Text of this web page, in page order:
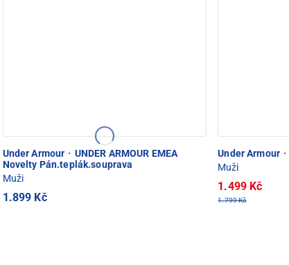
Under Armour · UNDER ARMOUR EMEA
Novelty Pán.teplák.souprava
Muži
1.899 Kč
Under Armour ·
Muži
1.499 Kč
1.799 Kč